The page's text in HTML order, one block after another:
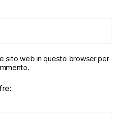
sito web in questo browser per